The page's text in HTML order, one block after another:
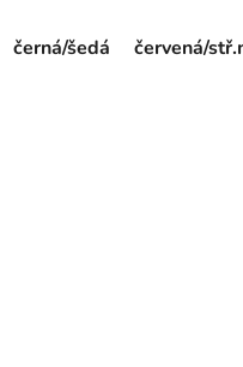
černá/šedá červená/